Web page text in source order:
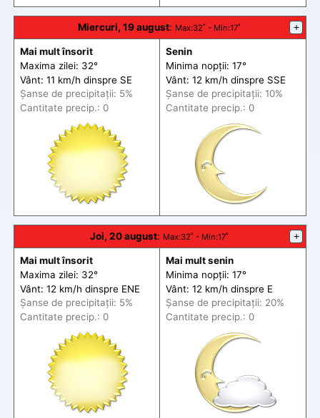
Miercuri, 19 august: Max:32˚ - Min:17˚ +
Mai mult însorit
Maxima zilei: 32°
Vânt: 11 km/h dinspre SE
Șanse de precipitații: 5%
Cantitate precip.: 0
Senin
Minima nopții: 17°
Vânt: 12 km/h dinspre SSE
Șanse de precipitații: 10%
Cantitate precip.: 0
Joi, 20 august: Max:32˚ - Min:17˚ +
Mai mult însorit
Maxima zilei: 32°
Vânt: 12 km/h dinspre ENE
Șanse de precipitații: 5%
Cantitate precip.: 0
Mai mult senin
Minima nopții: 17°
Vânt: 12 km/h dinspre E
Șanse de precipitații: 20%
Cantitate precip.: 0